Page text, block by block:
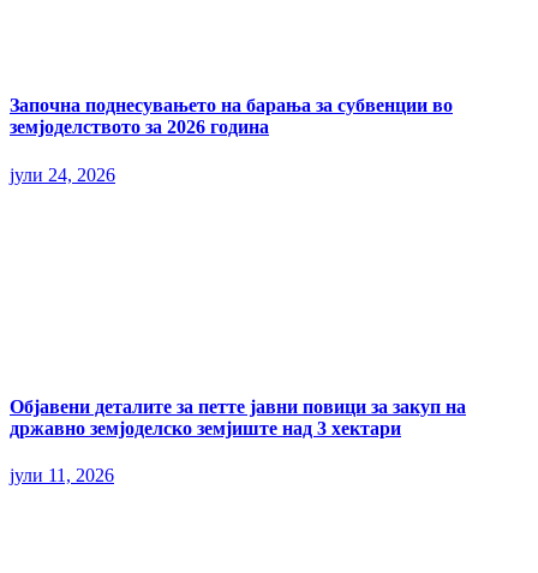
Започна поднесувањето на барања за субвенции во
земјоделството за 2026 година
јули 24, 2026
Објавени деталите за петте јавни повици за закуп на
државно земјоделско земјиште над 3 хектари
јули 11, 2026